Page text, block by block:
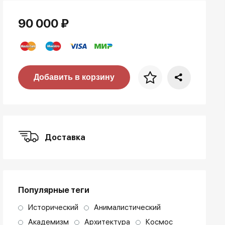
90 000 ₽
Цена за багет
Добавить в корзину
Доставка
Популярные теги
Исторический
Анималистический
Академизм
Архитектура Космос